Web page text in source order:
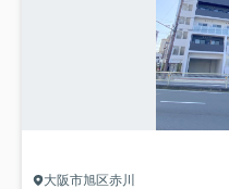
大阪市旭区赤川